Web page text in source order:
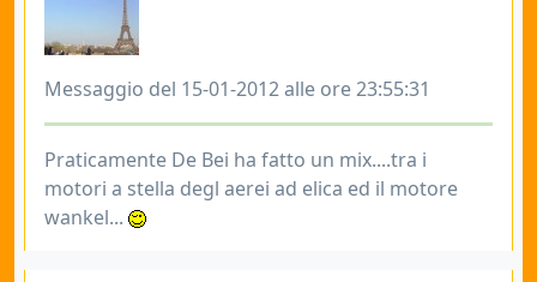
Messaggio del 15-01-2012 alle ore 23:55:31
Praticamente De Bei ha fatto un mix....tra i
motori a stella degl aerei ad elica ed il motore
wankel...